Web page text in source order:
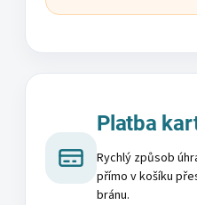
Platba
Rychlý způsob
přímo v košíku
bránu.